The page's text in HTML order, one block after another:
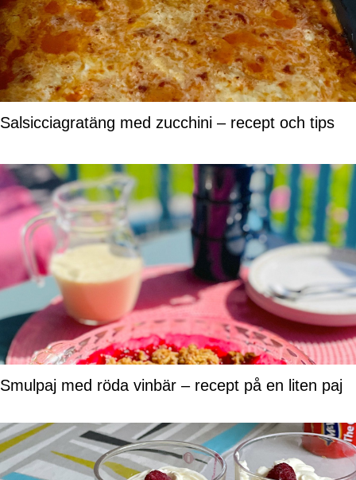
Salsicciagratäng med zucchini – recept och tips
Smulpaj med röda vinbär – recept på en liten paj